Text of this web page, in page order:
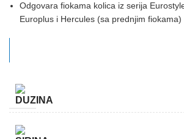
Odgovara fiokama kolica iz serija
Europlus i Hercules (sa prednjim fiokama)